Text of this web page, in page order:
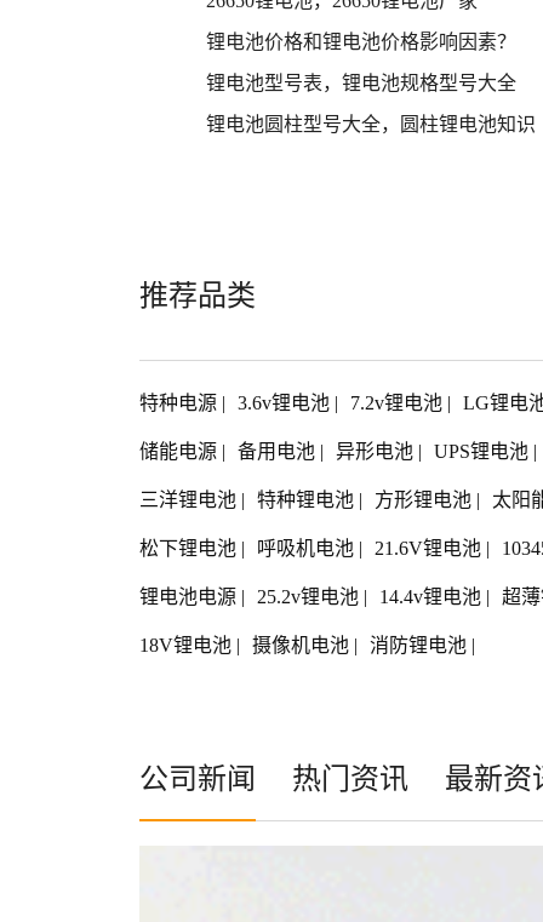
锂电池价格和锂电池价格影响因素？
锂电池型号表，锂电池规格型号大全
锂电池圆柱型号大全，圆柱锂电池知识
推荐品类
特种电源 | 3.6v锂电池 | 7.2v锂电池 | LG锂电
储能电源 | 备用电池 | 异形电池 | UPS锂电池 |
三洋锂电池 | 特种锂电池 | 方形锂电池 | 太阳
松下锂电池 | 呼吸机电池 | 21.6V锂电池 |
锂电池电源 | 25.2v锂电池 | 14.4v锂电池 | 超
18V锂电池 | 摄像机电池 | 消防锂电池 |
公司新闻 热门资讯 最新资